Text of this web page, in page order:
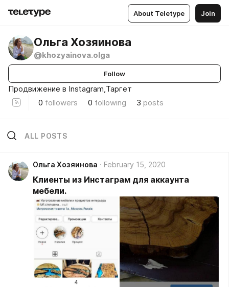
About Teletype Join
Ольга Хозяинова
@khozyainova.olga
Follow
Продвижение в Instagram,Таргет
0 followers 0 following 3 posts
ALL POSTS
Ольга Хозяинова February 15, 2020
Клиенты из Инстаграм для аккаунта
мебели.